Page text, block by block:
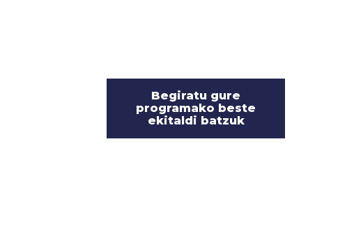
Begiratu gure
programako beste
ekitaldi batzuk